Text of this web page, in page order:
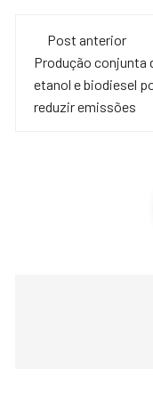
e
b
o
er s
A
p
de
post
Post anterior
Produção conjunta
etanol e biodiesel
reduzir emissões